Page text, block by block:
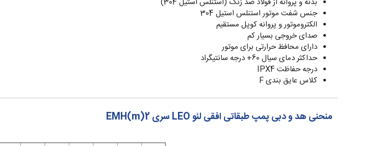
جنس شفت موتور استنلس استیل 304
الکتروموتور و پروانه کوپل مستقیم
صدای خروجی بسیار کم
دارای محافظ حرارتی برای موتور
حداکثر دمای سیال 60+ درجه سانتیگراد
درجه حفاظت IPX4
کلاس عایق بندی F
منحنی هد و دبی پمپ طبقاتی افقی لئو LEO سری EMH(m)2